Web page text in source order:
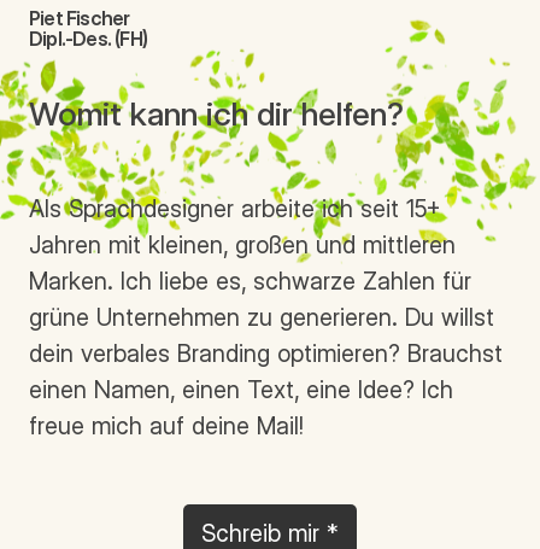
Piet Fischer
Dipl.-Des. (FH)
Womit kann ich dir helfen?
Als Sprachdesigner arbeite ich seit 15+
Jahren mit kleinen, großen und mittleren
Marken. Ich liebe es, schwarze Zahlen für
grüne Unternehmen zu generieren. Du willst
dein verbales Branding optimieren? Brauchst
einen Namen, einen Text, eine Idee? Ich
freue mich auf deine Mail!
Schreib mir *